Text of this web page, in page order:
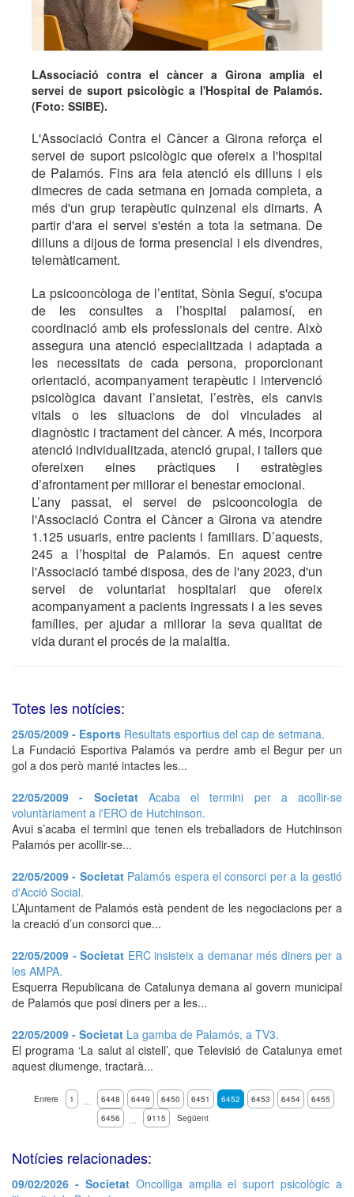
LAssociació contra el càncer a Girona amplia el
servei de suport psicològic a l'Hospital de Palamós.
(Foto: SSIBE).
L'Associació Contra el Càncer a Girona reforça el
servei de suport psicològic que ofereix a l'hospital
de Palamós. Fins ara feia atenció els dilluns i els
dimecres de cada setmana en jornada completa, a
més d'un grup terapèutic quinzenal els dimarts. A
partir d'ara el servei s'estén a tota la setmana. De
dilluns a dijous de forma presencial i els divendres,
telemàticament.
La psicooncòloga de l’entitat, Sònia Seguí, s'ocupa
de les consultes a l’hospital palamosí, en
coordinació amb els professionals del centre. Això
assegura una atenció especialitzada i adaptada a
les necessitats de cada persona, proporcionant
orientació, acompanyament terapèutic i intervenció
psicològica davant l’ansietat, l’estrès, els canvis
vitals o les situacions de dol vinculades al
diagnòstic i tractament del càncer. A més, incorpora
atenció individualitzada, atenció grupal, i tallers que
ofereixen eines pràctiques i estratègies
d’afrontament per millorar el benestar emocional.
L’any passat, el servei de psicooncologia de
l'Associació Contra el Càncer a Girona va atendre
1.125 usuaris, entre pacients i familiars. D’aquests,
245 a l’hospital de Palamós. En aquest centre
l'Associació també disposa, des de l'any 2023, d'un
servei de voluntariat hospitalari que ofereix
acompanyament a pacients ingressats i a les seves
famílies, per ajudar a millorar la seva qualitat de
vida durant el procés de la malaltia.
Totes les notícies:
25/05/2009 - Esports Resultats esportius del cap de setmana.
La Fundació Esportiva Palamós va perdre amb el Begur per un
gol a dos però manté intactes les...
22/05/2009 - Societat Acaba el termini per a acollir-se
voluntàriament a l'ERO de Hutchinson.
Avui s’acaba el termini que tenen els treballadors de Hutchinson
Palamós per acollir-se...
22/05/2009 - Societat Palamós espera el consorci per a la gestió
d'Acció Social.
L’Ajuntament de Palamós està pendent de les negociacions per a
la creació d’un consorci que...
22/05/2009 - Societat ERC insisteix a demanar més diners per a
les AMPA.
Esquerra Republicana de Catalunya demana al govern municipal
de Palamós que posi diners per a les...
22/05/2009 - Societat La gamba de Palamós, a TV3.
El programa ‘La salut al cistell’, que Televisió de Catalunya emet
aquest diumenge, tractarà...
Enrere 1 … 6448 6449 6450 6451 6452 6453 6454
6455
6456
… 9115 Següent
Notícies relacionades:
09/02/2026 - SocietatOncolliga amplia el suport psicològic a